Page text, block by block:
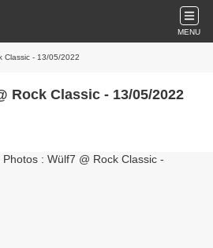
MENU
Classic - 13/05/2022
Rock Classic - 13/05/2022